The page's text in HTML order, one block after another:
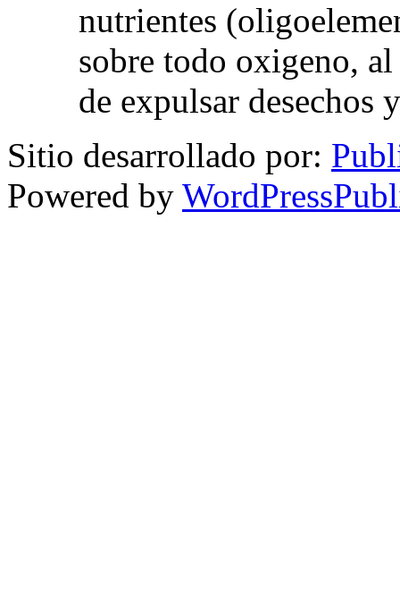
nutrientes
sobre todo oxigeno,
de expulsar
Sitio desarrollado por:
Powered by